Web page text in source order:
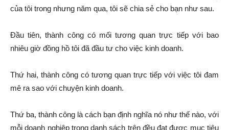
của tôi trong nhưng năm qua, tôi sẽ chia sẻ cho bạn như sau.
Đầu tiên, thành công có mối tương quan trực tiếp với bao
nhiêu giờ đồng hồ tôi đã đầu tư cho việc kinh doanh.
Thứ hai, thành công có tương quan trực tiếp với việc tôi đam
mê ra sao với chuyện kinh doanh.
Thứ ba, thành công là cách bạn định nghĩa nó như thế nào, với
mỗi doanh nghiệp trong danh sách trên đều đạt được mục tiêu